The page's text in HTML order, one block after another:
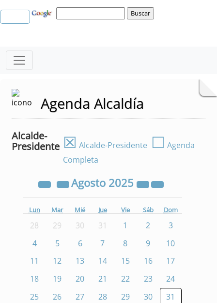
Agenda Alcaldía
Alcalde-
Presidente ☒ Alcalde-Presidente ☐ Agenda
Completa
Agosto 2025
Lun Mar Mié Jue Vie Sáb Dom
28 29 30 31 1 2
3
4
5 6 7 8 9
10
11
12 13 14 15 16
17
18
19 20 21 22 23
24
25
26 27 28 29 30
31